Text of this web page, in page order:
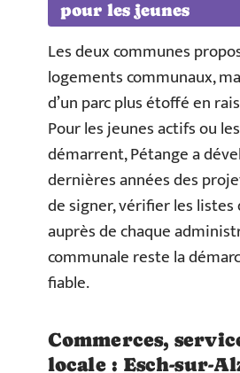
pour les jeunes
Les deux communes
logements communaux,
d’un parc plus étoffé en
Pour les jeunes actifs ou
démarrent, Pétange a
dernières années des
de signer, vérifier les listes
auprès de chaque
communale reste la
fiable.
Commerces,
locale : Esch-sur-